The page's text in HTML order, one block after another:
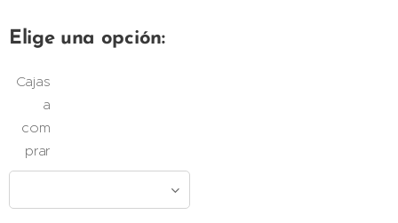
Elige una opción:
Cajas
a
com
prar